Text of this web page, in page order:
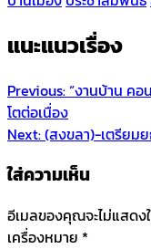
แนะแนวเรื่อง
Previous:“งานบ้าน คอ
โตต่อเนื่อง
Next:(สงขลา)-เตรียม
ใส่ความเห็น
อีเมลของคุณจะไม่แสดง
เครื่องหมาย *